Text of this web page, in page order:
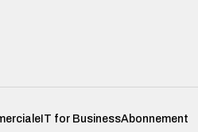
IT for BusinessAbonnement